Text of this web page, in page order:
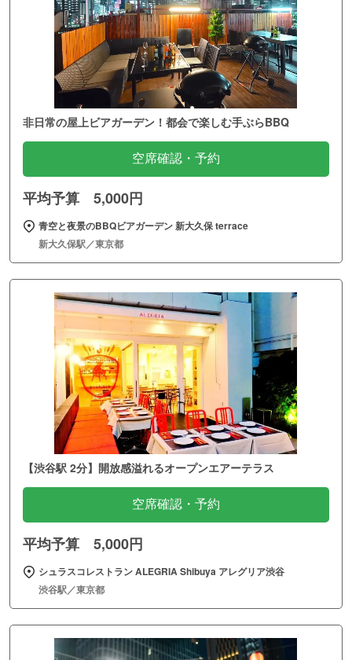
非日常の屋上ビアガーデン！都会で楽しむ手ぶらBBQ
空席確認・予約
平均予算 5,000円
青空と夜景のBBQビアガーデン 新大久保 terrace
新大久保駅／東京都
【渋谷駅 2分】開放感溢れるオープンエアーテラス
空席確認・予約
平均予算 5,000円
シュラスコレストラン ALEGRIA Shibuya アレグリア渋谷
渋谷駅／東京都